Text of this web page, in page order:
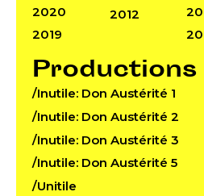
2020
2019
2012
Productions
/Inutile: Don Austérité 1
/Inutile: Don Austérité 2
/Inutile: Don Austérité 3
/Inutile: Don Austérité 5
/Unitile